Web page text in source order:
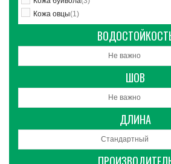
24/22 (14)
24/24 (3)
Кожа овцы(1)
Не важно
ШОВ
Не важно
ДЛИНА
Стандартный